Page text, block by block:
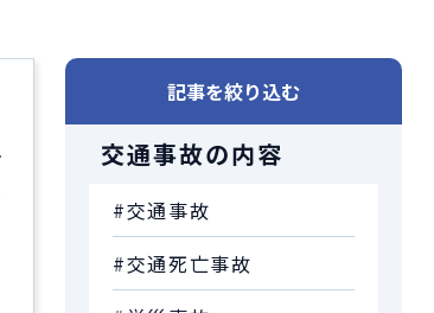
記事を絞り込む
交通事故の内容
#交通事故
#交通死亡事故